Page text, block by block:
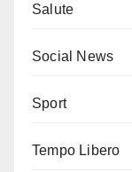
Salute
Social News
Sport
Tempo Libero